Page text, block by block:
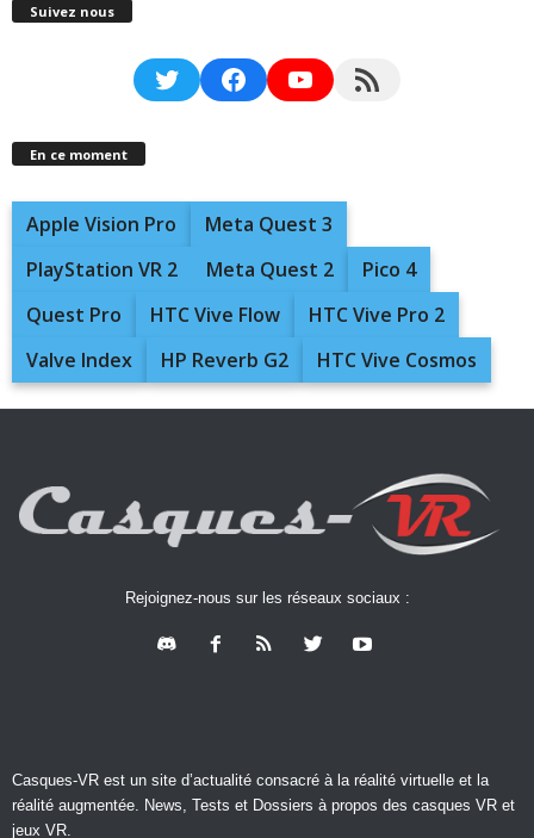
Suivez nous
TwitterFacebookYouTubeRSS Feed
En ce moment
Apple Vision Pro
Meta Quest 3
PlayStation VR 2
Meta Quest 2
Pico 4
Quest Pro
HTC Vive Flow
HTC Vive Pro 2
Valve Index
HP Reverb G2 HTC Vive Cosmos
Rejoignez-nous sur les réseaux sociaux :
Casques-VR est un site d’actualité consacré à la réalité virtuelle et la
réalité augmentée. News, Tests et Dossiers à propos des casques VR et
jeux VR.